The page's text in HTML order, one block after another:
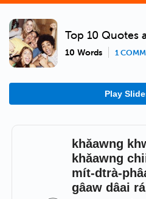
Top 10 Quotes
10 Words 1
Play
khǎawng
khǎawng
mít-dtrà-
gâaw dâai